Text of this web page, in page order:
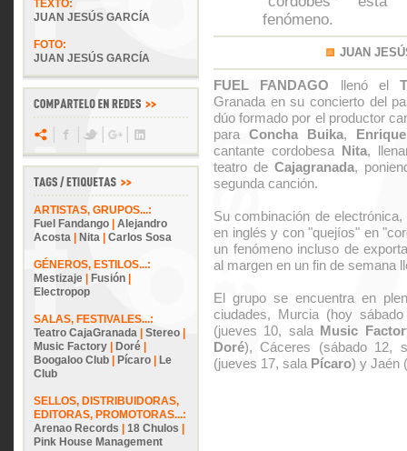
TEXTO:
JUAN JESÚS GARCÍA
FOTO:
JUAN JESÚS GARCÍA
ARTISTAS, GRUPOS...:
Fuel Fandango
Alejandro
Acosta
Nita Carlos Sosa
GÉNEROS, ESTILOS...:
Mestizaje
Fusión
Electropop
SALAS, FESTIVALES...:
Teatro CajaGranada
Stereo
Music Factory
Doré
Boogaloo Club
Pícaro
Le
Club
SELLOS, DISTRIBUIDORAS,
EDITORAS, PROMOTORAS...:
Arenao Records
18 Chulos
Pink House Management
fenómeno.
JUAN
FUEL FANDAGO llenó el
Granada en su concierto del
dúo formado por el productor
paraConcha Buika,
cantante cordobesa Nita,
teatro de Cajagranada,
segunda canción.
Su combinación de electrónica,
en inglés y con "quejíos" en
un fenómeno incluso de
al margen en un fin de semana
El grupo se encuentra en
ciudades, Murcia (hoy
(jueves 10, sala Music
Doré), Cáceres (sábado 12,
(jueves 17, sala Pícaro) y Jaén